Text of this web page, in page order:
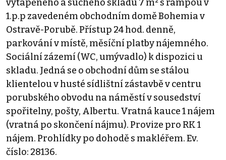
vytápěného a suchého skladu 7 m² s rampou v
1.p.p zavedeném obchodním domě Bohemia v
Ostravě-Porubě. Přístup 24 hod. denně,
parkování v místě, měsíční platby nájemného.
Sociální zázemí (WC, umývadlo) k dispozici u
skladu. Jedná se o obchodní dům se stálou
klientelou v husté sídlištní zástavbě v centru
porubského obvodu na náměstí v sousedství
spořitelny, pošty, Albertu. Vratná kauce 1 nájem
(vratná po skončení nájmu). Provize pro RK 1
nájem. Prohlídky po dohodě s makléřem. Ev.
číslo: 28136.